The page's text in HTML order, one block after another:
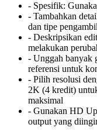
- Spesifik:
- Tambahkan
dan tipe
- Deskripsikan
melakukan
- Unggah banyak
referensi untuk
- Pilih resolusi
2K (4 kredit)
maksimal
- Gunakan HD
output yang